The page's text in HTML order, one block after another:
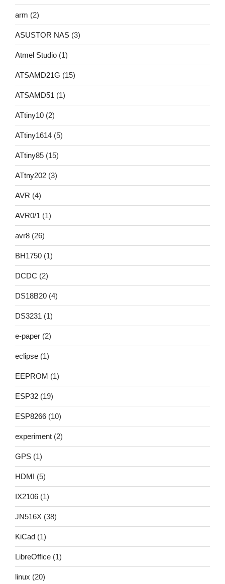
arm (2)
ASUSTOR NAS (3)
Atmel Studio (1)
ATSAMD21G (15)
ATSAMD51 (1)
ATtiny10 (2)
ATtiny1614 (5)
ATtiny85 (15)
ATtny202 (3)
AVR (4)
AVR0/1 (1)
avr8 (26)
BH1750 (1)
DCDC (2)
DS18B20 (4)
DS3231 (1)
e-paper (2)
eclipse (1)
EEPROM (1)
ESP32 (19)
ESP8266 (10)
experiment (2)
GPS (1)
HDMI (5)
IX2106 (1)
JN516X (38)
KiCad (1)
LibreOffice (1)
linux (20)